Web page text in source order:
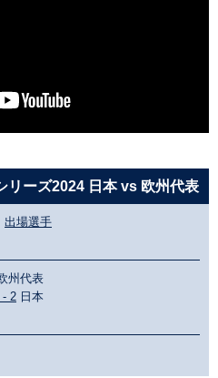
リーズ2024 日本 vs 欧州代表
出場選手
州代表
- 2 日本